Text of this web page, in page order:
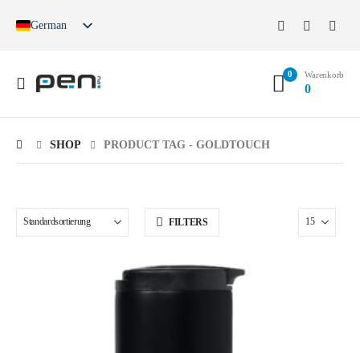
German
Spanish
0 Warenkorb
0
SHOP PRODUCT TAG - GOLDTOUCH
FILTERS